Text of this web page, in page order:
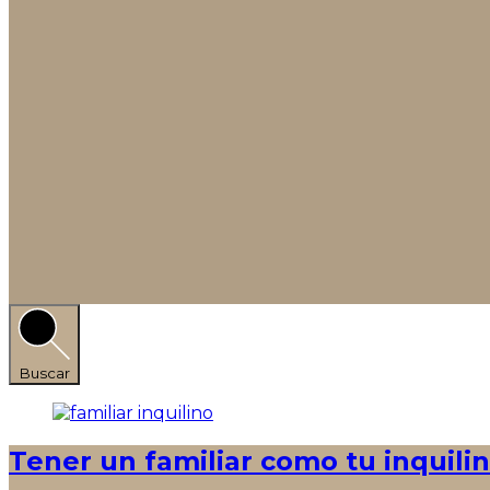
Buscar
Tener un familiar como tu